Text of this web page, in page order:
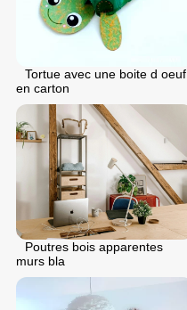
Tortue avec une boite d oeuf
en carton
Poutres bois apparentes
murs bla